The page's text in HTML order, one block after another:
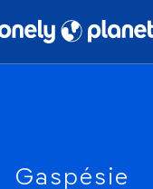
Gaspésie